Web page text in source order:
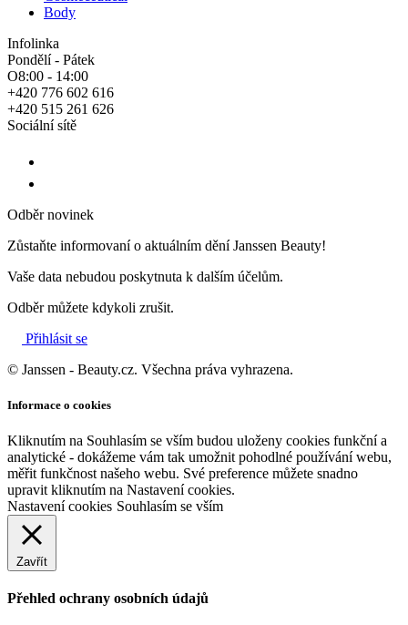
Body
Infolinka
Pondělí - Pátek
O8:00 - 14:00
+420 776 602 616
+420 515 261 626
Sociální sítě
Odběr novinek
Zůstaňte informovaní o aktuálním dění Janssen Beauty!
Vaše data nebudou poskytnuta k dalším účelům.
Odběr můžete kdykoli zrušit.
Přihlásit se
© Janssen - Beauty.cz. Všechna práva vyhrazena.
Informace o cookies
Kliknutím na Souhlasím se vším budou uloženy cookies funkční a
analytické - dokážeme vám tak umožnit pohodlné používání webu,
měřit funkčnost našeho webu. Své preference můžete snadno
upravit kliknutím na Nastavení cookies.
Nastavení cookies Souhlasím se vším
Zavřít
Přehled ochrany osobních údajů